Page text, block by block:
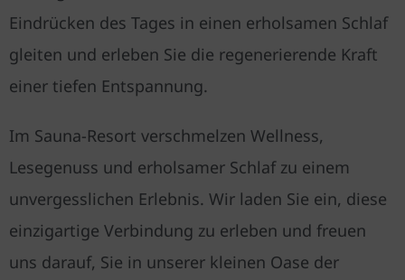
Eindrücken des Tages in einen erholsamen Schlaf
gleiten und erleben Sie die regenerierende Kraft
einer tiefen Entspannung.
Im Sauna-Resort verschmelzen Wellness,
Lesegenuss und erholsamer Schlaf zu einem
unvergesslichen Erlebnis. Wir laden Sie ein, diese
einzigartige Verbindung zu erleben und freuen
uns darauf, Sie in unserer kleinen Oase der